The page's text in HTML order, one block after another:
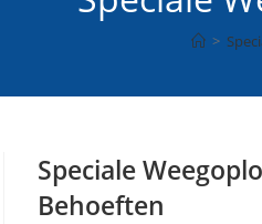
>
Speciale
Behoeften